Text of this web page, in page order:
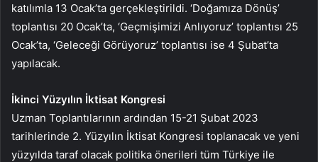
katılımla 13 Ocak’ta gerçekleştirildi. ‘Doğamıza Dönüş’
toplantısı 20 Ocak’ta, ‘Geçmişimizi Anlıyoruz’ toplantısı 25
Ocak’ta, ‘Geleceği Görüyoruz’ toplantısı ise 4 Şubat’ta
yapılacak.
İkinci Yüzyılın İktisat Kongresi
Uzman Toplantılarının ardından 15-21 Şubat 2023
tarihlerinde 2. Yüzyılın İktisat Kongresi toplanacak ve yeni
yüzyılda taraf olacak politika önerileri tüm Türkiye ile